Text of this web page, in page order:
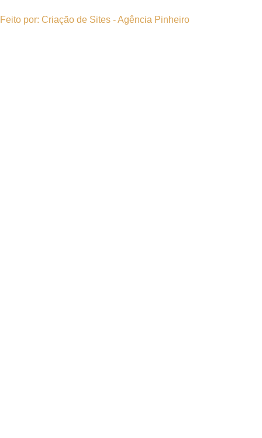
Feito por: Criação de Sites - Agência Pinheiro